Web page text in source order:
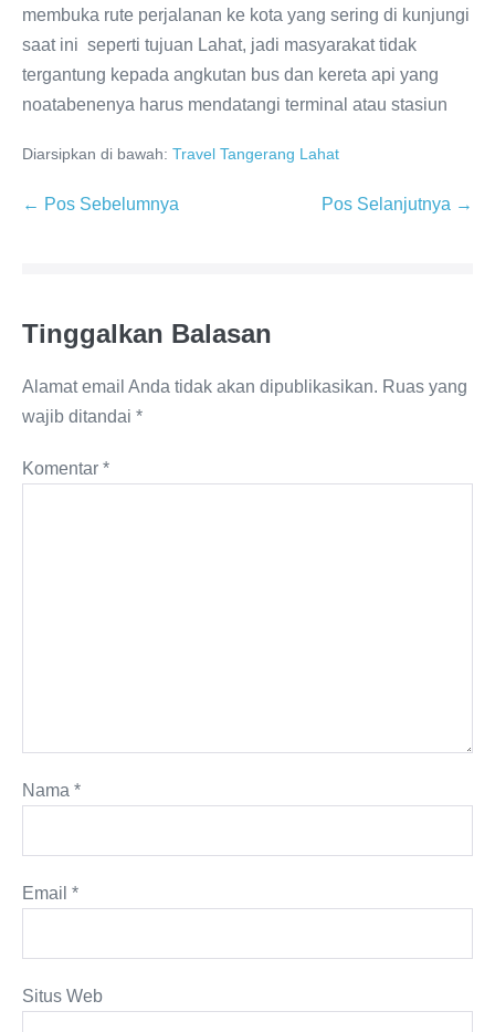
membuka rute perjalanan ke kota yang sering di kunjungi
saat ini seperti tujuan Lahat, jadi masyarakat tidak
tergantung kepada angkutan bus dan kereta api yang
noatabenenya harus mendatangi terminal atau stasiun
Diarsipkan di bawah: Travel Tangerang Lahat
← Pos Sebelumnya Pos Selanjutnya →
Tinggalkan Balasan
Alamat email Anda tidak akan dipublikasikan. Ruas yang
wajib ditandai *
Komentar *
Nama *
Email *
Situs Web